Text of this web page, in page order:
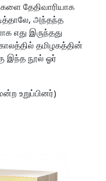
தேதிவாரியாக
அந்தந்த
எது இருந்தது
தமிழகத்தின்
இந்த நூல் ஓர்
உறுப்பினர்)